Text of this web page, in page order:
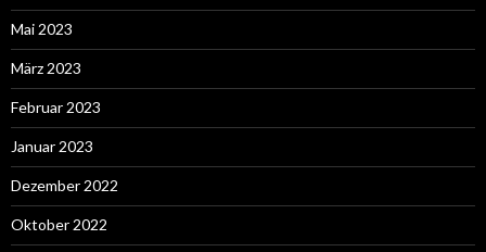
Mai 2023
März 2023
Februar 2023
Januar 2023
Dezember 2022
Oktober 2022